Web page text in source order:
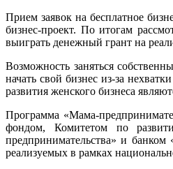
Прием заявок на бесплатное
бизнес-проект. По итогам
выиграть денежный грант на
Возможность заняться
начать свой бизнес из-за
развития женского бизнеса
Программа «Мама-
фондом, Комитетом по
предпринимательства» и
реализуемых в рамках